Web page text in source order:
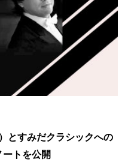
とすみだクラシックへの
ートを公開